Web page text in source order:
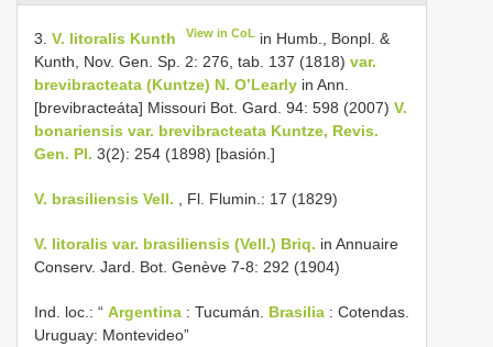
3. V. litoralis Kunth View in CoL in Humb., Bonpl. &
Kunth, Nov. Gen. Sp. 2: 276, tab. 137 (1818) var.
brevibracteata (Kuntze) N. O’Learly in Ann.
[brevibracteáta] Missouri Bot. Gard. 94: 598 (2007) V.
bonariensis var. brevibracteata Kuntze, Revis.
Gen. Pl. 3(2): 254 (1898) [basión.]
V. brasiliensis Vell. , Fl. Flumin.: 17 (1829)
V. litoralis var. brasiliensis (Vell.) Briq. in Annuaire
Conserv. Jard. Bot. Genève 7-8: 292 (1904)
Ind. loc.: “ Argentina : Tucumán. Brasilia : Cotendas.
Uruguay: Montevideo”